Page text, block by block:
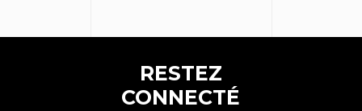
RESTEZ
CONNECTÉ